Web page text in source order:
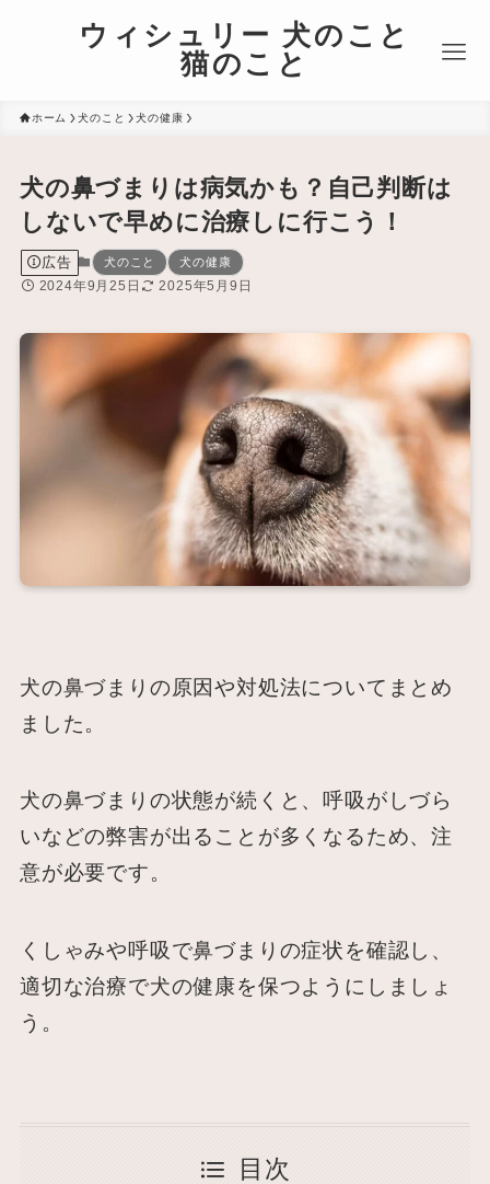
ウィシュリー 犬のこと
猫のこと
ホーム 犬のこと 犬の健康
犬の鼻づまりは病気かも？自己判断は
しないで早めに治療しに行こう！
広告 犬のこと 犬の健康
2024年9月25日 2025年5月9日
犬の鼻づまりの原因や対処法についてまとめ
ました。
犬の鼻づまりの状態が続くと、呼吸がしづら
いなどの弊害が出ることが多くなるため、注
意が必要です。
くしゃみや呼吸で鼻づまりの症状を確認し、
適切な治療で犬の健康を保つようにしましょ
う。
目次